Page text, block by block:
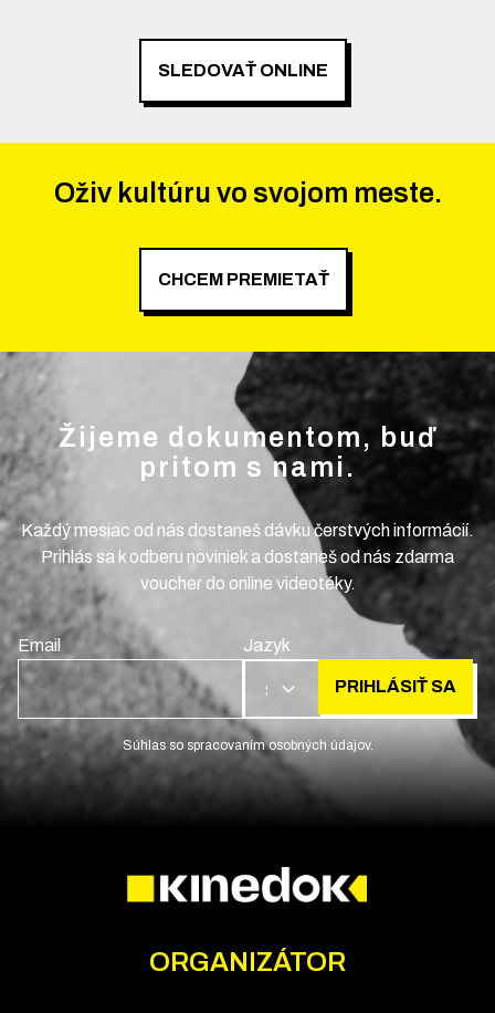
SLEDOVAŤ ONLINE
Oživ kultúru vo svojom meste.
CHCEM PREMIETAŤ
Žijeme dokumentom, buď
pritom s nami.
Každý mesiac od nás dostaneš dávku čerstvých informácií.
Prihlás sa k odberu noviniek a dostaneš od nás zdarma
voucher do online videotéky.
Email Jazyk
SK PRIHLÁSIŤ SA
Súhlas so spracovaním osobných údajov.
ORGANIZÁTOR